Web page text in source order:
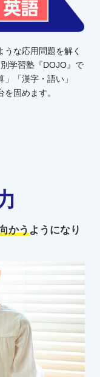
な応用問題を解く
学習塾『DOJO』で
「漢字・語い」
固めます。
かうようになり